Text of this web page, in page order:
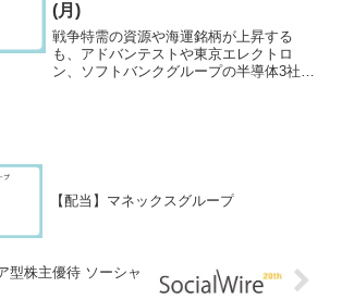
(月)
戦争特需の資源や海運銘柄が上昇する
も、アドバンテストや東京エレクトロ
ン、ソフトバンクグループの半導体3社で
【配当】マネックスグループ
型株主優待 ソーシャ